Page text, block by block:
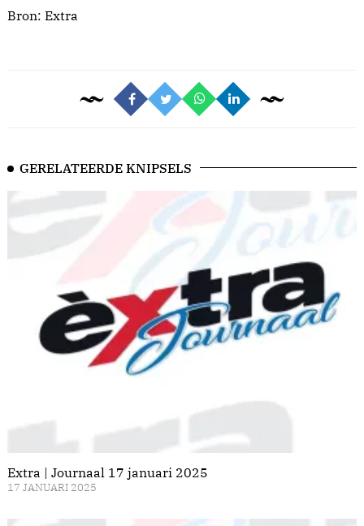
Bron: Extra
GERELATEERDE KNIPSELS
Extra | Journaal 17 januari 2025
17 JANUARI 2025